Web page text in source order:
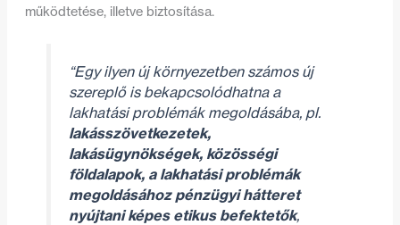
működtetése, illetve biztosítása.
“Egy ilyen új környezetben számos új
szereplő is bekapcsolódhatna a
lakhatási problémák megoldásába, pl.
lakásszövetkezetek,
lakásügynökségek, közösségi
földalapok, a lakhatási problémák
megoldásához pénzügyi hátteret
nyújtani képes etikus befektetők,